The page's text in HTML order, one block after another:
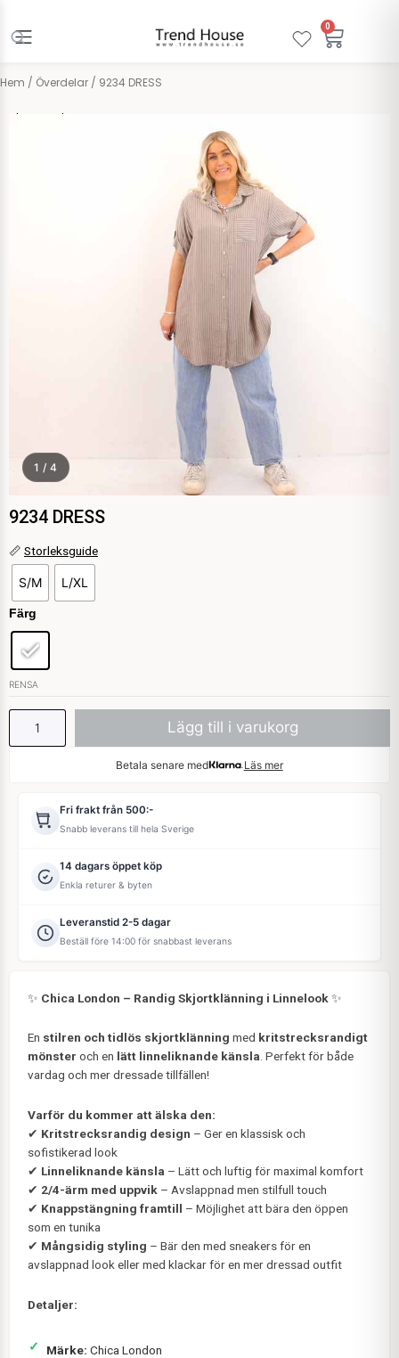
innehåll
0
Hem / Överdelar / 9234 DRESS
1 / 4
9234 DRESS
📏 Storleksguide
S/M L/XL
Färg
RENSA
9234
DRESS
mängd
Lägg till i varukorg
Betala senare med Läs mer
Fri frakt från 500:-
Snabb leverans till hela Sverige
14 dagars öppet köp
Enkla returer & byten
Leveranstid 2-5 dagar
Beställ före 14:00 för snabbast leverans
✨ Chica London – Randig Skjortklänning i Linnelook ✨
En stilren och tidlös skjortklänning med kritstrecksrandigt
mönster och en lätt linneliknande känsla. Perfekt för både
vardag och mer dressade tillfällen!
Varför du kommer att älska den:
✔ Kritstrecksrandig design – Ger en klassisk och
sofistikerad look
✔ Linneliknande känsla – Lätt och luftig för maximal komfort
✔ 2/4-ärm med uppvik – Avslappnad men stilfull touch
✔ Knappstängning framtill – Möjlighet att bära den öppen
som en tunika
✔ Mångsidig styling – Bär den med sneakers för en
avslappnad look eller med klackar för en mer dressad outfit
Detaljer:
Märke: Chica London